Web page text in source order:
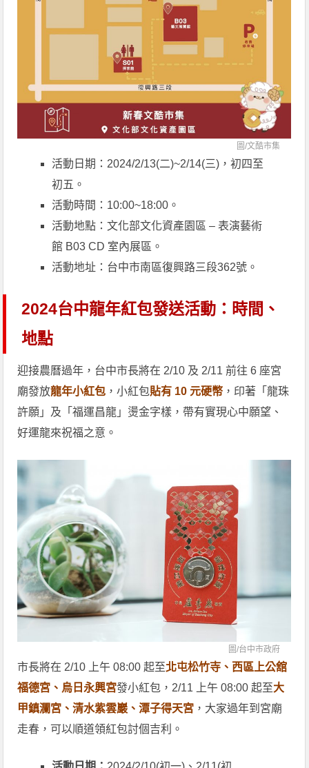
圖/文酷市集
活動日期：2024/2/13(二)~2/14(三)，初四至
初五。
活動時間：10:00~18:00。
活動地點：文化部文化資產園區 – 表演藝術
館 B03 CD 室內展區。
活動地址：台中市南區復興路三段362號。
2024台中龍年紅包發送活動：時間、
地點
迎接農曆過年，台中市長將在 2/10 及 2/11 前往 6 座宮
廟發放龍年小紅包 ，小紅包貼有 10 元硬幣 ，印著「龍珠
許願」及「福運昌龍」燙金字樣，帶有實現心中願望、
好運龍來祝福之意。
圖/台中市政府
市長將在 2/10 上午 08:00 起至北屯松竹寺、西區上公舘
福德宮、烏日永興宮發小紅包，2/11 上午 08:00 起至大
甲鎮瀾宮、清水紫雲巖、潭子得天宮 ，大家過年到宮廟
走春，可以順道領紅包討個吉利。